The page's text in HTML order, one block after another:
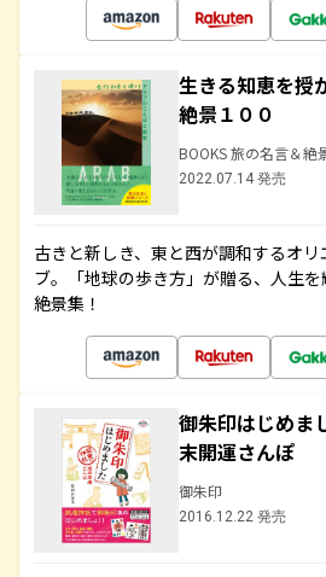
生きる知恵を授
絶景１００
BOOKS 旅の名言＆絶
2022.07.14 発売
古きと新しき、東と西が調和するオ
ブ。「地球の歩き方」が贈る、人生
絶景集！
御朱印はじめ
末開運さんぽ
御朱印
2016.12.22 発売